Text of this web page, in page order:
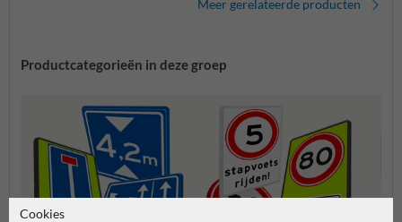
Meer gerelateerde producten
Productcategorieën in deze groep
Cookies